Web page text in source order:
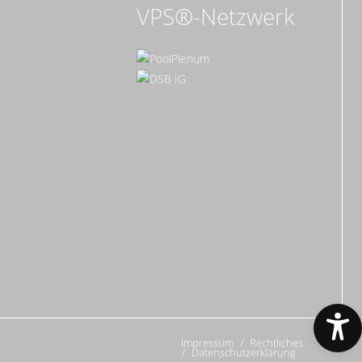
VPS®-Netzwerk
Impressum Rechtliches
Datenschutzerklärung